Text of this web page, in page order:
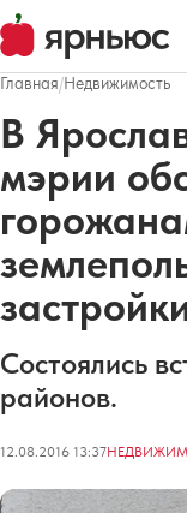
Главная/Недвижимость
В
мэрии
Состоялись
районов.
12.08.2016 13:37